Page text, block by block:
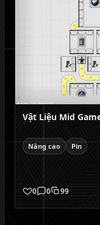
Vật Liệu Mid
Nâng cao Pin
0 0 99